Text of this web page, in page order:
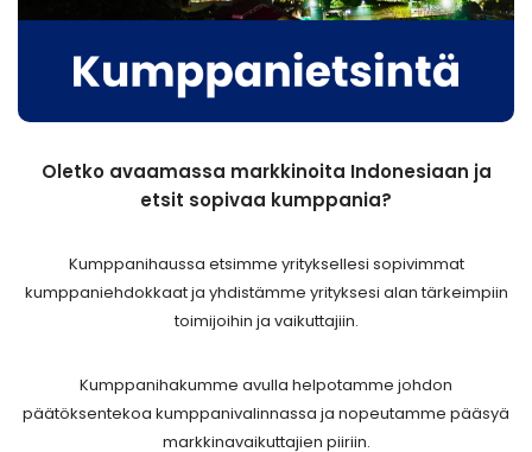
Oletko avaamassa markkinoita Indonesiaan ja
etsit sopivaa kumppania?
Kumppanihaussa etsimme yrityksellesi sopivimmat
kumppaniehdokkaat ja yhdistämme yrityksesi alan tärkeimpiin
toimijoihin ja vaikuttajiin.
Kumppanihakumme avulla helpotamme johdon
päätöksentekoa kumppanivalinnassa ja nopeutamme pääsyä
markkinavaikuttajien piiriin.